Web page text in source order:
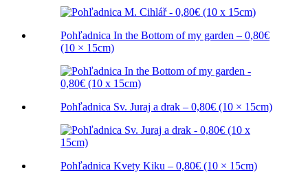
Pohľadnica In the Bottom of my garden – 0,80€
(10 × 15cm)
Pohľadnica Sv. Juraj a drak – 0,80€ (10 × 15cm)
Pohľadnica Kvety Kiku – 0,80€ (10 × 15cm)